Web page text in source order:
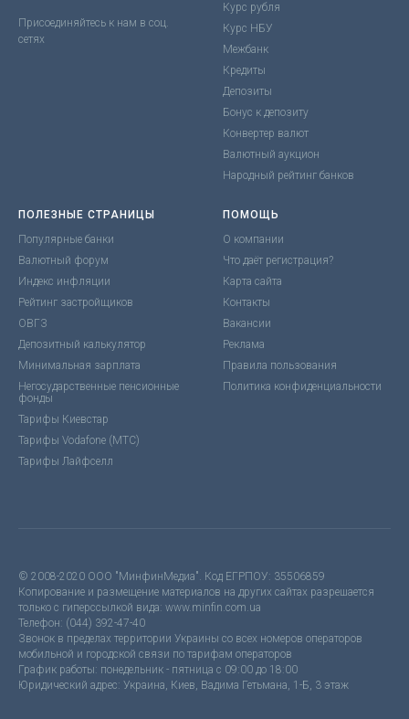
Присоединяйтесь к нам в соц.
сетях
Курс рубля
Курс НБУ
Межбанк
Кредиты
Депозиты
Бонус к депозиту
Конвертер валют
Валютный аукцион
Народный рейтинг банков
ПОЛЕЗНЫЕ СТРАНИЦЫ
Популярные банки
Валютный форум
Индекс инфляции
Рейтинг застройщиков
ОВГЗ
Депозитный калькулятор
Минимальная зарплата
Негосударственные пенсионные
фонды
Тарифы Киевстар
Тарифы Vodafone (МТС)
Тарифы Лайфселл
ПОМОЩЬ
О компании
Что даёт регистрация?
Карта сайта
Контакты
Вакансии
Реклама
Правила пользования
Политика конфиденциальности
© 2008-2020 ООО "МинфинМедиа". Код ЕГРПОУ: 35506859
Копирование и размещение материалов на других сайтах разрешается
только с гиперссылкой вида: www.minfin.com.ua
Телефон: (044) 392-47-40
Звонок в пределах территории Украины со всех номеров операторов
мобильной и городской связи по тарифам операторов
График работы: понедельник - пятница с 09:00 до 18:00
Юридический адрес: Украина, Киев, Вадима Гетьмана, 1-Б, 3 этаж